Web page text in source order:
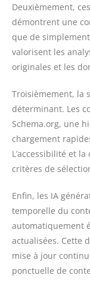
Deuxièmement,
démontrent une
que de
valorisent les
originales et les
Troisièmement, la
déterminant. Les
Schema.org, une
chargement
L’accessibilité et
critères de
Enfin, les IA
temporelle du
automatiquement
actualisées. Cette
mise à jour
ponctuelle de